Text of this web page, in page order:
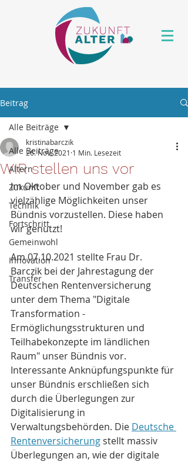
Beitrag
Alle Beiträge
Altern
Zukunft
Technik
Fortschritt
Gemeinwohl
Innovation
Transfer
Alle Beiträge
WIR stellen uns vor
kristinabarczik
26. Nov. 2021 1 Min. Lesezeit
Im Oktober und November gab es
vielzählige Möglichkeiten unser
Bündnis vorzustellen. Diese haben
wir genutzt!
Am 07.10.2021 stellte Frau Dr.
Barczik bei der Jahrestagung der
Deutschen Rentenversicherung
unter dem Thema "Digitale
Transformation -
Ermöglichungsstrukturen und
Teilhabekonzepte im ländlichen
Raum" unser Bündnis vor.
Interessante Anknüpfungspunkte für
unser Bündnis erschließen sich
durch die Überlegungen zur
Digitalisierung in
Verwaltungsbehörden. Die Deutsche
Rentenversicherung stellt massiv
Überlegungen an, wie der digitale